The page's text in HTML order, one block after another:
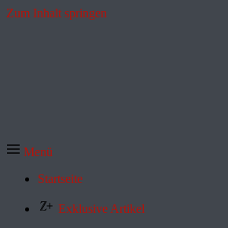
Zum Inhalt springen
Menü
Startseite
Exklusive Artikel